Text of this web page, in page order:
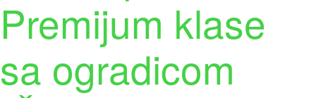
Premijum klase
sa ogradicom